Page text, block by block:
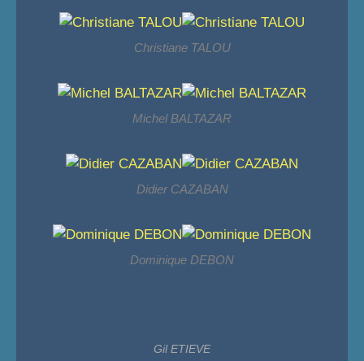
Christiane TALOU
Michel BALTAZAR
Didier CAZABAN
Dominique DEBON
Gil ETIEVE